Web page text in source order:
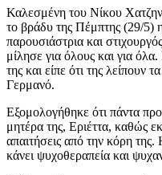
Καλεσμένη του Νίκου
το βράδυ της Πέμπτης (29/5)
παρουσιάστρια και
μίλησε για όλους και για
της και είπε ότι της λείπουν
Γερμανό.
Εξομολογήθηκε ότι πάντα
μητέρα της, Εριέττα, καθώς
απαιτήσεις από την κόρη
κάνει ψυχοθεραπεία και